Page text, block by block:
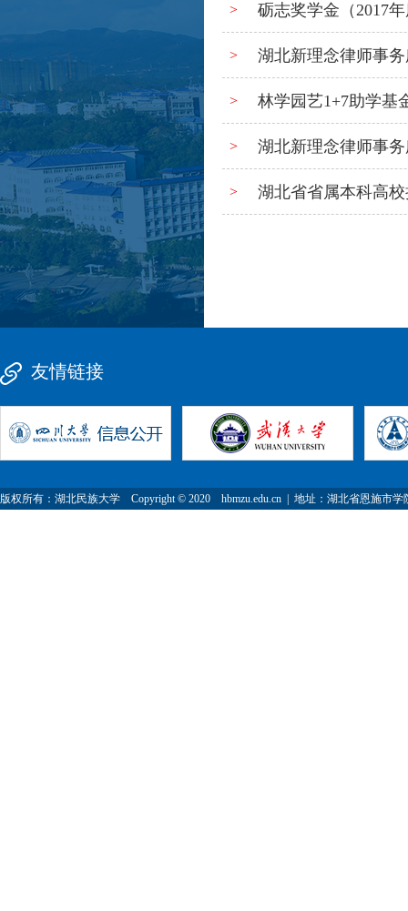
> 砺志奖学金（2017
> 湖北新理念律师事
> 林学园艺1+7助学基
> 湖北新理念律师事
> 湖北省省属本科高
友情链接
版权所有：湖北民族大学 Copyright © 2020 hbmzu.edu.cn | 地址：湖北省恩施